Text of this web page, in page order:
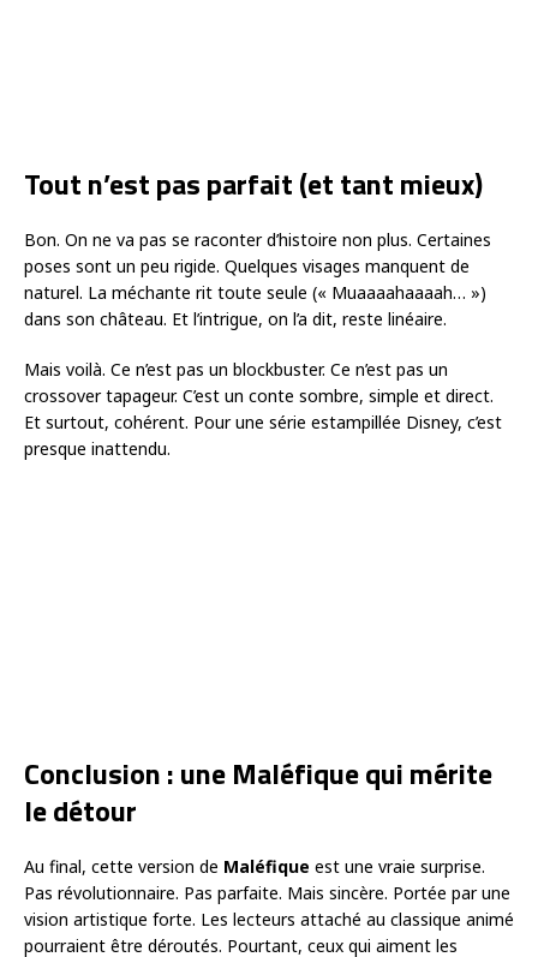
Tout n’est pas parfait (et tant mieux)
Bon. On ne va pas se raconter d’histoire non plus. Certaines
poses sont un peu rigide. Quelques visages manquent de
naturel. La méchante rit toute seule (« Muaaaahaaaah… »)
dans son château. Et l’intrigue, on l’a dit, reste linéaire.
Mais voilà. Ce n’est pas un blockbuster. Ce n’est pas un
crossover tapageur. C’est un conte sombre, simple et direct.
Et surtout, cohérent. Pour une série estampillée Disney, c’est
presque inattendu.
Conclusion : une Maléfique qui mérite
le détour
Au final, cette version de Maléfique est une vraie surprise.
Pas révolutionnaire. Pas parfaite. Mais sincère. Portée par une
vision artistique forte. Les lecteurs attaché au classique animé
pourraient être déroutés. Pourtant, ceux qui aiment les